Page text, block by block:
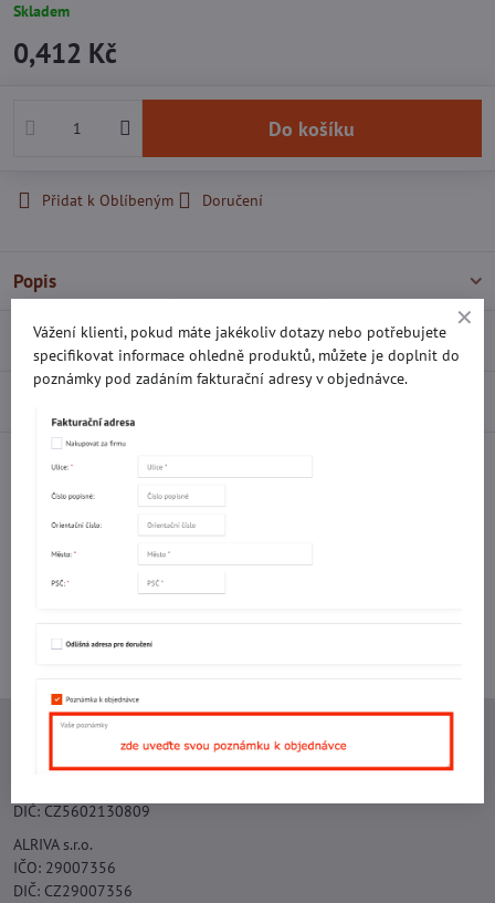
Skladem
0,412 Kč
Do košíku
Přidat k Oblíbeným Doručení
Popis
Recenze 0
FacebookTwitterBlueskyPinterestReddit
Potřebujete poradit s objednávkou?
Ing. Vojtěch Lečbych - IVL
DIČ: CZ5602130809
ALRIVA s.r.o.
IČO: 29007356
DIČ: CZ29007356
Vážení klienti, pokud máte jakékoliv dotazy nebo potřebujete
specifikovat informace ohledně produktů, můžete je doplnit do
poznámky pod zadáním fakturační adresy v objednávce.